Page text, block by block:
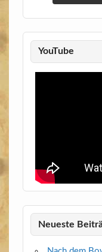
YouTube
Neueste